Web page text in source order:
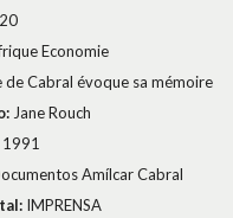
Economie
de Cabral évoque sa mémoire
Jane Rouch
Amílcar Cabral
IMPRENSA